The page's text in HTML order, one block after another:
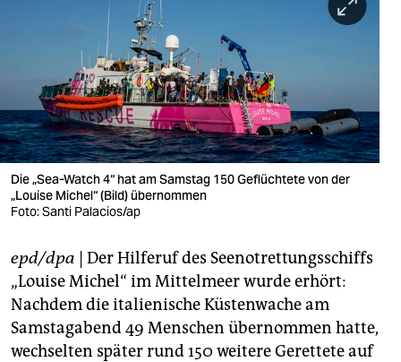
wahrheit
verlag
verlag
veranstaltungen
fragen & hilfe
unterstützen
Die „Sea-Watch 4“ hat am Samstag 150 Geflüchtete von der
„Louise Michel“ (Bild) übernommen
Foto: Santi Palacios/ap
epd/dpa | Der Hilferuf des Seenotrettungsschiffs
„Louise Michel“ im Mittelmeer wurde erhört:
Nachdem die italienische Küstenwache am
Samstagabend 49 Menschen übernommen hatte,
wechselten später rund 150 weitere Gerettete auf